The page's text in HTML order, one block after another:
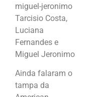
Tarcisio Costa,
Luciana
Fernandes e
Miguel Jeronimo
Ainda falaram o
tampa da